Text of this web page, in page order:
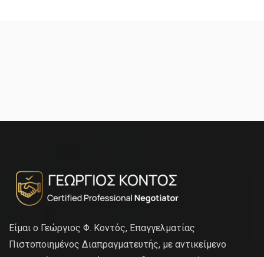
Είμαι ο Γεώργιος Φ. Κοντός, Επαγγελματίας
Πιστοποιημένος Διαπραγματευτής, με αντικείμενο